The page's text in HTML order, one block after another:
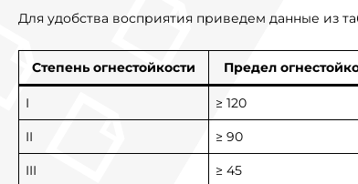
Для удобства восприятия приведем данные из
Степень огнестойкости Предел
I ≥ 120
II ≥ 90
III ≥ 45